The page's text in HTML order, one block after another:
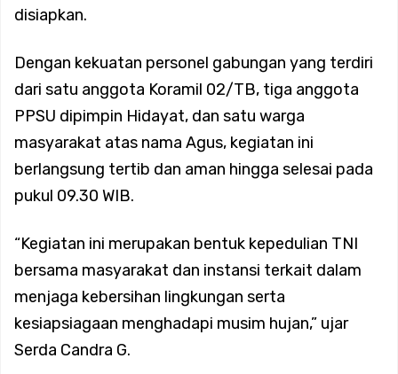
Indonesia Siap Mengukuhkan Pengurus Baru Periode
2026–2029
Koramil 02/Tambora Gelar Patroli Malam, Antisipasi
Tawuran dan Balap Liar Demi Jaga Kondusivitas Wilayah
Hari, Babinsa Dampingi Siskamling Bersama Warga Roa
Malaka
disiapkan.
Dengan kekuatan personel gabungan yang terdiri
dari satu anggota Koramil 02/TB, tiga anggota
PPSU dipimpin Hidayat, dan satu warga
masyarakat atas nama Agus, kegiatan ini
berlangsung tertib dan aman hingga selesai pada
pukul 09.30 WIB.
“Kegiatan ini merupakan bentuk kepedulian TNI
bersama masyarakat dan instansi terkait dalam
menjaga kebersihan lingkungan serta
kesiapsiagaan menghadapi musim hujan,” ujar
Serda Candra G.